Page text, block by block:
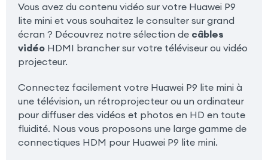
Vous avez du contenu vidéo sur votre Huawei P9
lite mini et vous souhaitez le consulter sur grand
écran ? Découvrez notre sélection de câbles
vidéoHDMI brancher sur votre téléviseur ou vidéo
projecteur.
Connectez facilement votre Huawei P9 lite mini à
une télévision, un rétroprojecteur ou un ordinateur
pour diffuser des vidéos et photos en HD en toute
fluidité. Nous vous proposons une large gamme de
connectiques HDM pour Huawei P9 lite mini.